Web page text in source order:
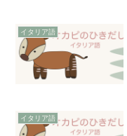
イタリア語
イタリア語